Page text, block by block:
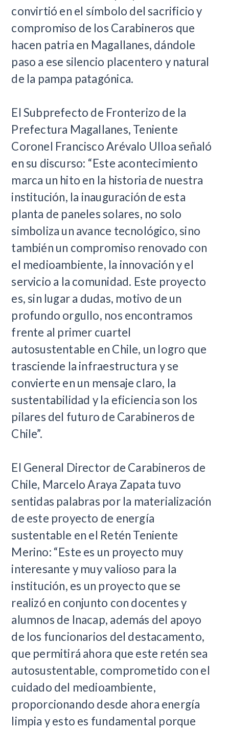
convirtió en el símbolo del sacrificio y
compromiso de los Carabineros que
hacen patria en Magallanes, dándole
paso a ese silencio placentero y natural
de la pampa patagónica.
El Subprefecto de Fronterizo de la
Prefectura Magallanes, Teniente
Coronel Francisco Arévalo Ulloa señaló
en su discurso: “Este acontecimiento
marca un hito en la historia de nuestra
institución, la inauguración de esta
planta de paneles solares, no solo
simboliza un avance tecnológico, sino
también un compromiso renovado con
el medioambiente, la innovación y el
servicio a la comunidad. Este proyecto
es, sin lugar a dudas, motivo de un
profundo orgullo, nos encontramos
frente al primer cuartel
autosustentable en Chile, un logro que
trasciende la infraestructura y se
convierte en un mensaje claro, la
sustentabilidad y la eficiencia son los
pilares del futuro de Carabineros de
Chile”.
El General Director de Carabineros de
Chile, Marcelo Araya Zapata tuvo
sentidas palabras por la materialización
de este proyecto de energía
sustentable en el Retén Teniente
Merino: “Este es un proyecto muy
interesante y muy valioso para la
institución, es un proyecto que se
realizó en conjunto con docentes y
alumnos de Inacap, además del apoyo
de los funcionarios del destacamento,
que permitirá ahora que este retén sea
autosustentable, comprometido con el
cuidado del medioambiente,
proporcionando desde ahora energía
limpia y esto es fundamental porque